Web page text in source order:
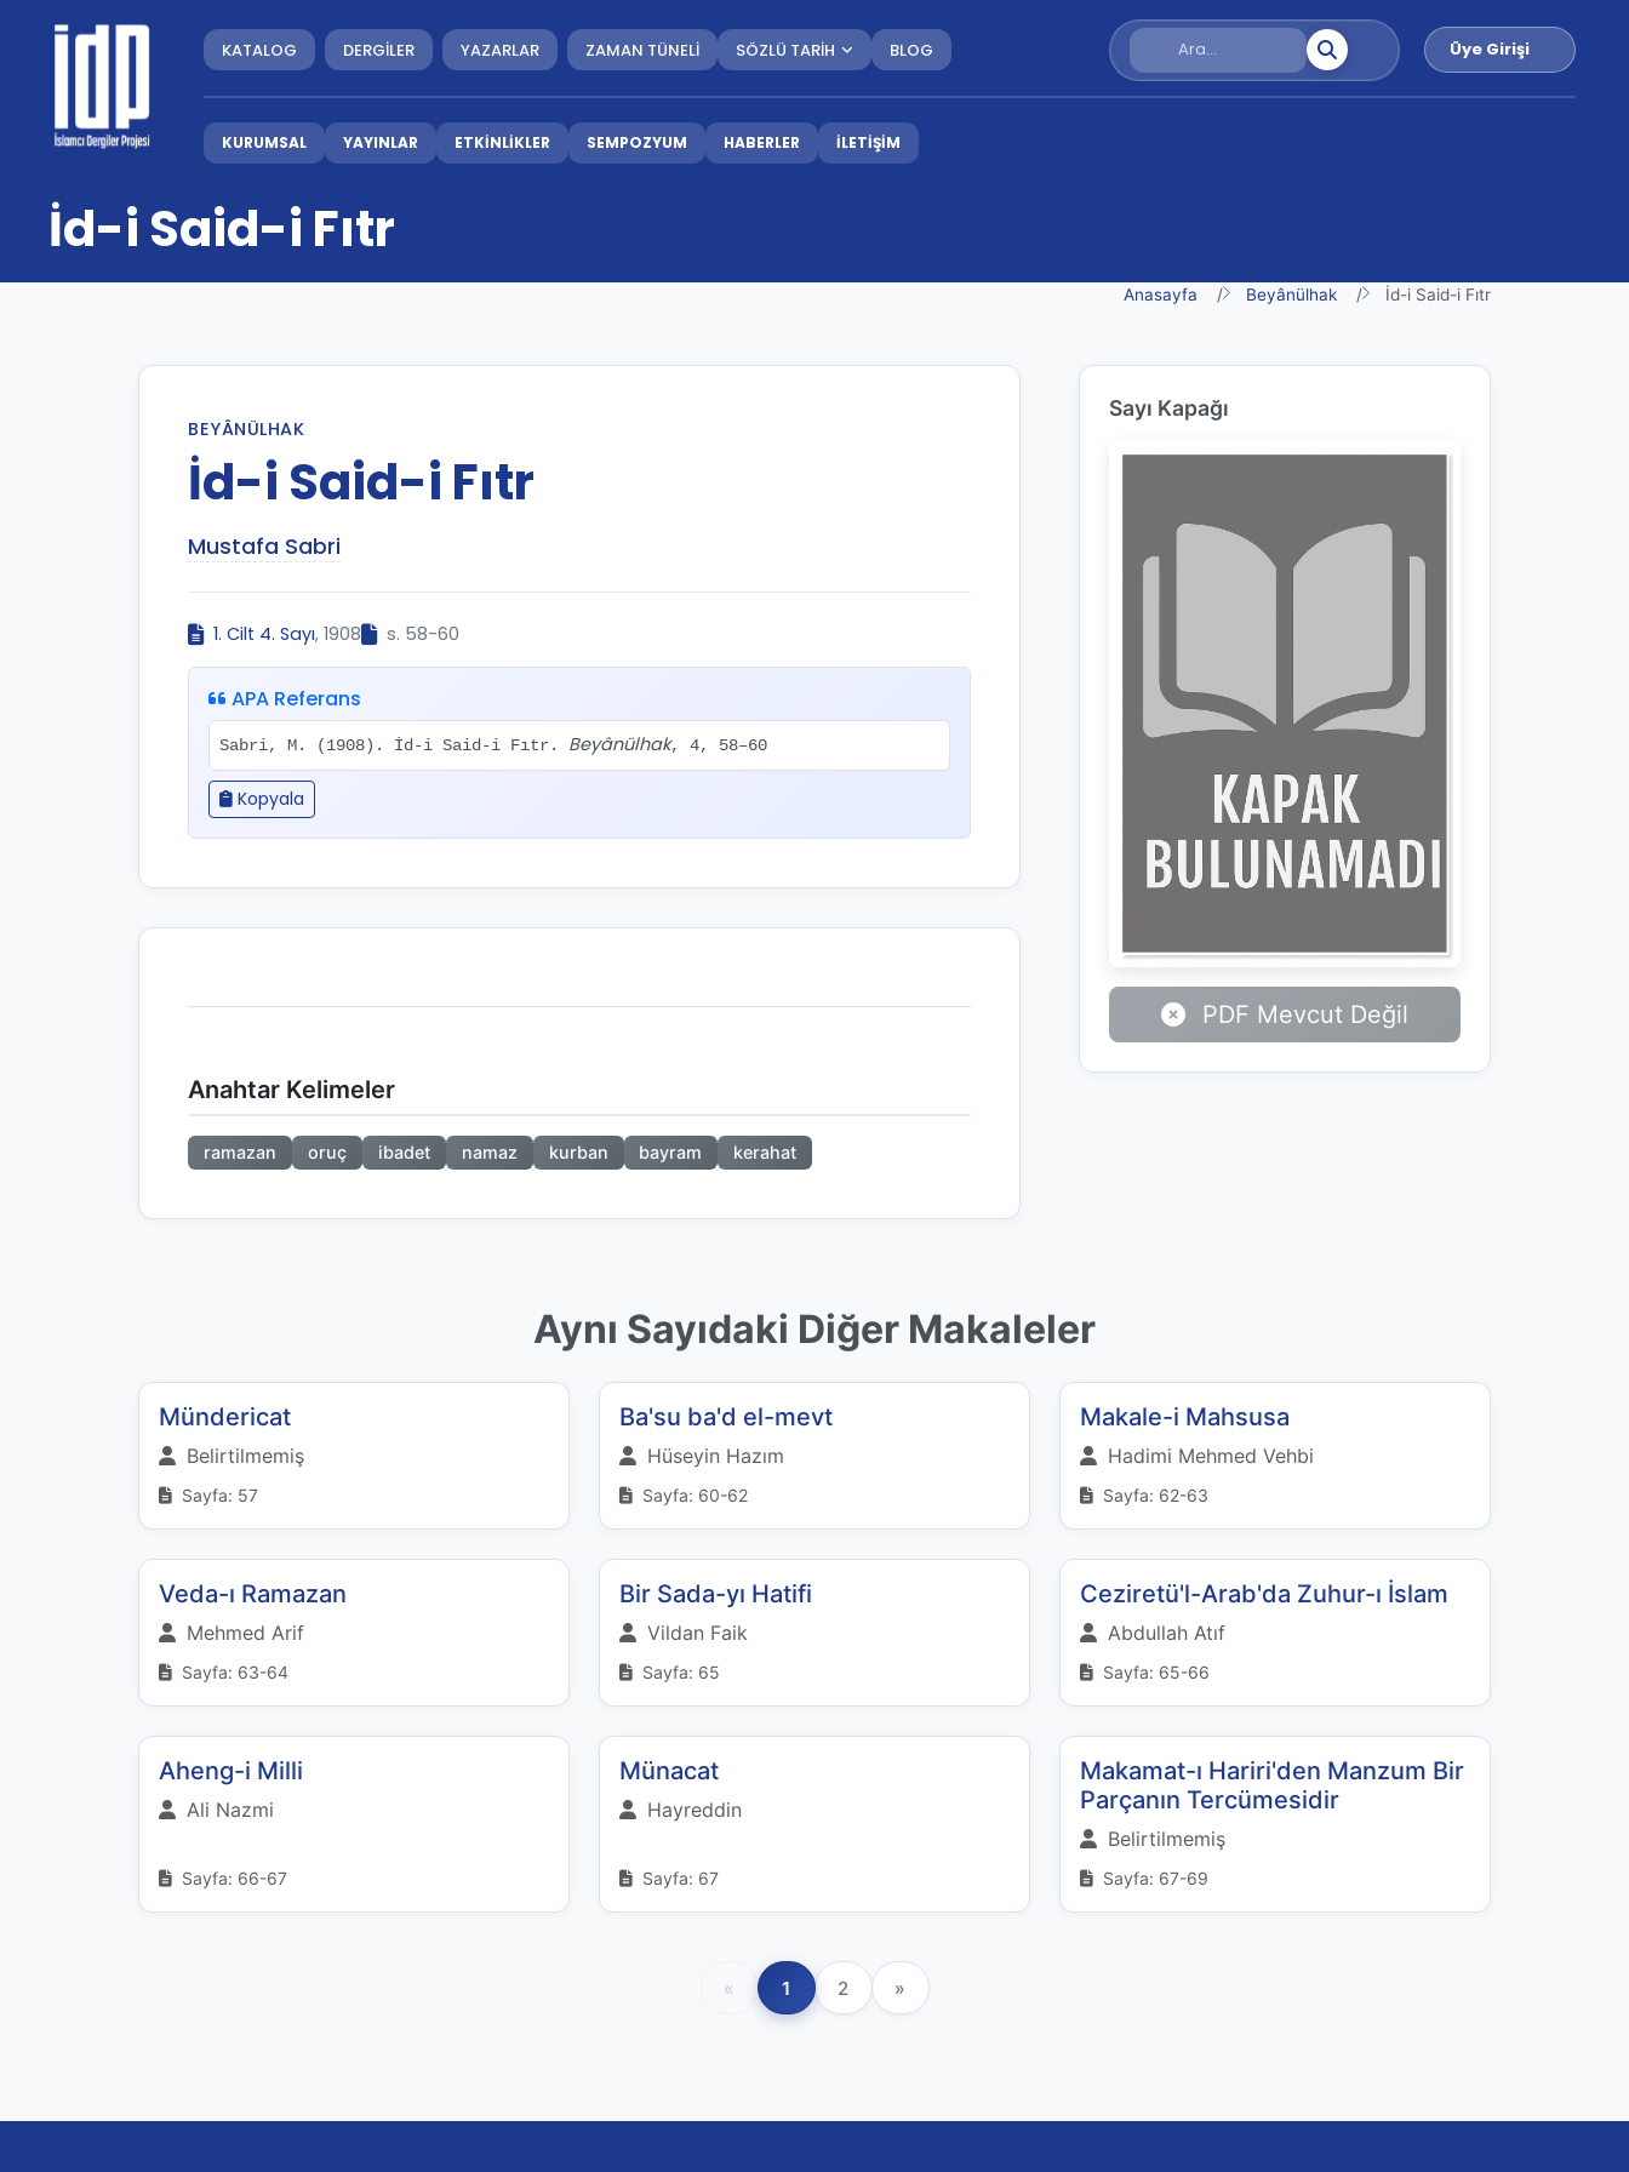
KATALOG DERGİLER YAZARLAR ZAMAN TÜNELİ SÖZLÜ TARİH BLOG Üye Girişi
KURUMSAL YAYINLAR ETKİNLİKLER SEMPOZYUM HABERLER İLETİŞİM
İd-i Said-i Fıtr
Anasayfa Beyânülhak İd-i Said-i Fıtr
BEYÂNÜLHAK
İd-i Said-i Fıtr
Mustafa Sabri
1. Cilt 4. Sayı, 1908 s. 58-60
APA Referans
Sabri, M. (1908). İd-i Said-i Fıtr. Beyânülhak, 4, 58–60
Kopyala
Anahtar Kelimeler
ramazan oruç ibadet namaz kurban bayram kerahat
Sayı Kapağı
PDF Mevcut Değil
Aynı Sayıdaki Diğer Makaleler
Mündericat
Belirtilmemiş
Sayfa: 57
Ba'su ba'd el-mevt
Hüseyin Hazım
Sayfa: 60-62
Makale-i Mahsusa
Hadimi Mehmed Vehbi
Sayfa: 62-63
Veda-ı Ramazan
Mehmed Arif
Sayfa: 63-64
Bir Sada-yı Hatifi
Vildan Faik
Sayfa: 65
Ceziretü'l-Arab'da Zuhur-ı İslam
Abdullah Atıf
Sayfa: 65-66
Aheng-i Milli
Ali Nazmi
Sayfa: 66-67
Münacat
Hayreddin
Sayfa: 67
Makamat-ı Hariri'den Manzum Bir
Parçanın Tercümesidir
Belirtilmemiş
Sayfa: 67-69
« 1 2 »